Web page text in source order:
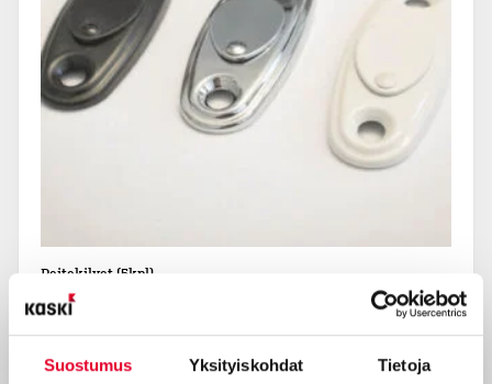
Suostumus Yksityiskohdat Tietoja
Peitekilvet (5kpl)
5,50
tuotteen
sivulla.